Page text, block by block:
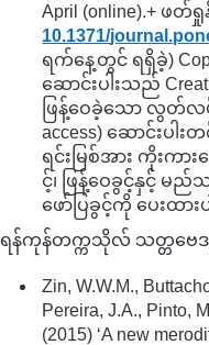
April (online).+ ဖတ်
10.1371/
ရက်နေ့တွင် ရရှိခဲ့)
ဆောင်းပါးသည်
ဖြန့်ဝေခဲ့သော လွတ်လ
access) ဆောင်းပါ
ရင်းမြစ်အား ကိုးကာ
င့်၊ ဖြန့်ဝေခွင့်နှင့်
ဖော်ပြခွင့်ကို ပေးထာ
ရန်ကုန်တက္ကသိုလ် သတ္တဗေဒဌ
Zin, W.W.M.,
Pereira, J.A., Pinto,
(2015) ‘A new